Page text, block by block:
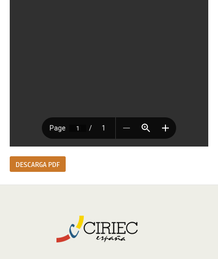
DESCARGA PDF